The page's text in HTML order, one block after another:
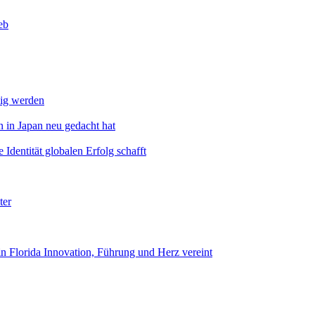
werden
Japan neu gedacht hat
Identität globalen Erfolg schafft
Florida Innovation, Führung und Herz vereint